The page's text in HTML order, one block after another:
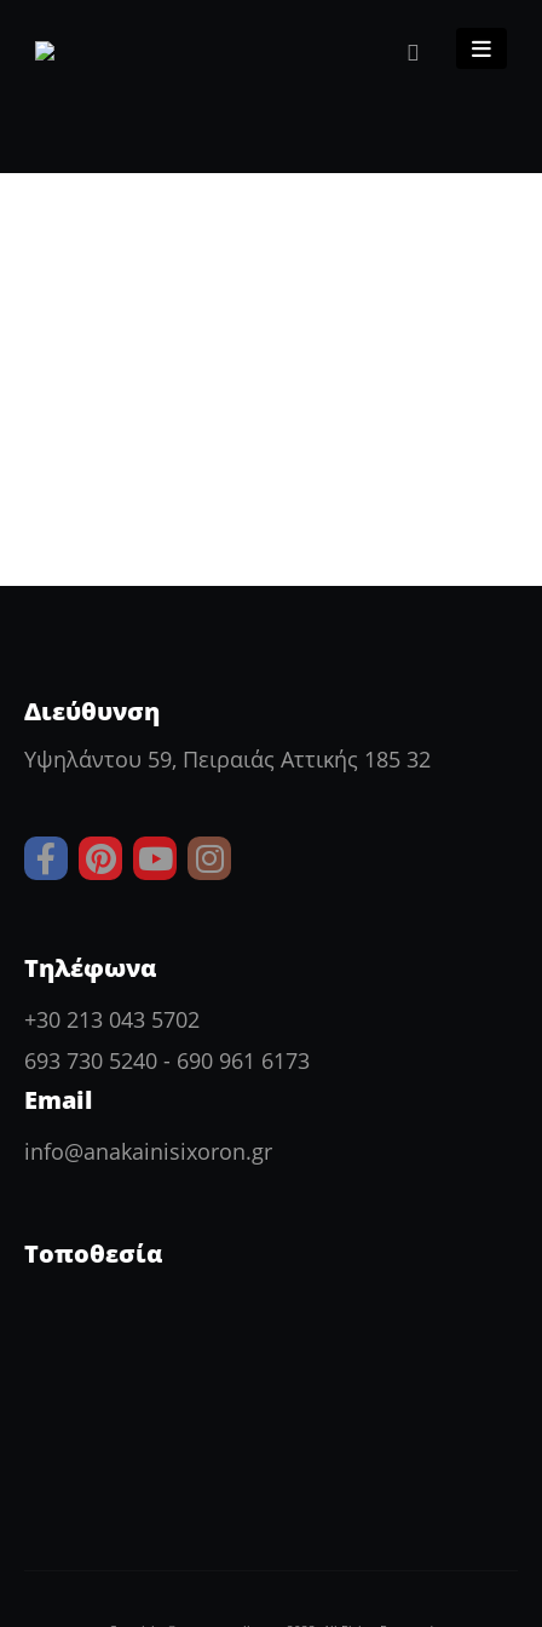
Διεύθυνση
Υψηλάντου 59, Πειραιάς Αττικής 185 32
Τηλέφωνα
+30 213 043 5702
693 730 5240 - 690 961 6173
Email
info@anakainisixoron.gr
Τοποθεσία